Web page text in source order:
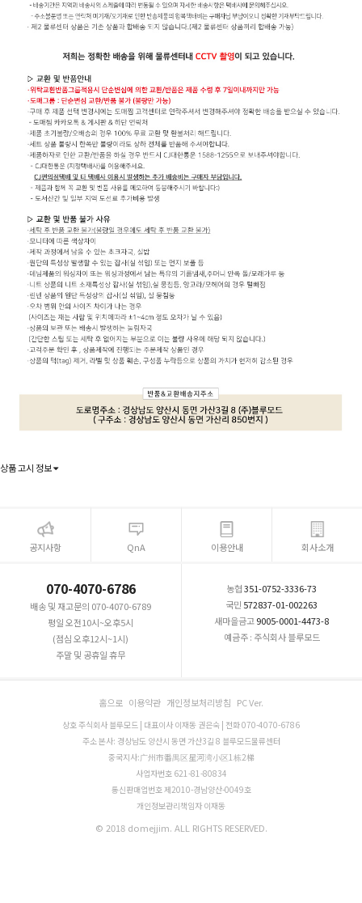
상품 고시 정보
공지사항 QnA 이용안내 회사소개
070-4070-6786
배송 및 재고문의 070-4070-6789
평일 오전10시~오후5시
(점심 오후12시~1시)
주말 및 공휴일 휴무
농협351-0752-3336-73
국민 572837-01-002263
새마을금고9005-0001-4473-8
예금주 : 주식회사 블루모드
홈으로 이용약관 개인정보처리방침 PC Ver.
상호 주식회사 블루모드 | 대표이사 이재동 권은숙 | 전화 070-4070-6786
주소 본사: 경상남도 양산시 동면 가산3길 8 블루모드물류센터
중국지사:广州市番禺区星河湾小区1栋2梯
사업자번호 621-81-80834
통신판매업번호 제2010-경남양산-0049호
개인정보관리책임자 이재동
© 2018 domejjim. ALL RIGHTS RESERVED.